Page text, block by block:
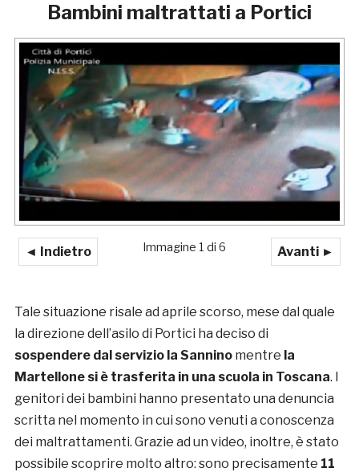
Bambini maltrattati a Portici
◄ Indietro Avanti ►
Immagine 1 di 6
Tale situazione risale ad aprile scorso, mese dal quale
la direzione dell’asilo di Portici ha deciso di
sospendere dal servizio la Sanninomentre la
Martellone si è trasferita in una scuola in Toscana. I
genitori dei bambini hanno presentato una denuncia
scritta nel momento in cui sono venuti a conoscenza
dei maltrattamenti. Grazie ad un video, inoltre, è stato
possibile scoprire molto altro: sono precisamente 11